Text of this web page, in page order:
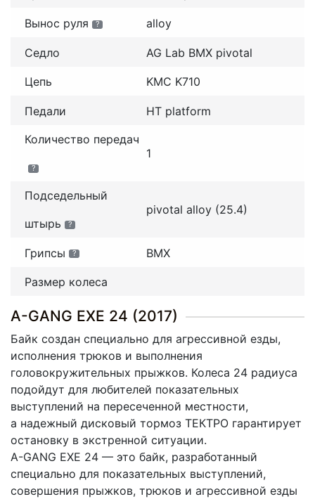
Вынос руля ? alloy
Седло AG Lab BMX pivotal
Цепь KMC K710
Педали
HT platform
Количество передач
?
1
Подседельный
штырь
?
pivotal alloy (25.4)
Грипсы ? BMX
Размер колеса
A-GANG EXE 24 (2017)
Байк создан специально для агрессивной езды,
исполнения трюков и выполнения
головокружительных прыжков. Колеса 24 радиуса
подойдут для любителей показательных
выступлений на пересеченной местности,
а надежный дисковый тормоз ТЕКТРО гарантирует
остановку в экстренной ситуации.
A-GANG EXE 24 — это байк, разработанный
специально для показательных выступлений,
совершения прыжков, трюков и агрессивной езды